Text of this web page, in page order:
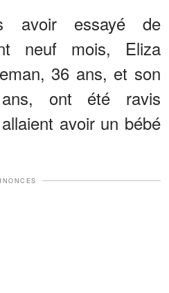
avoir essayé de
neuf mois, Eliza
36 ans, et son
ont été ravis
avoir un bébé